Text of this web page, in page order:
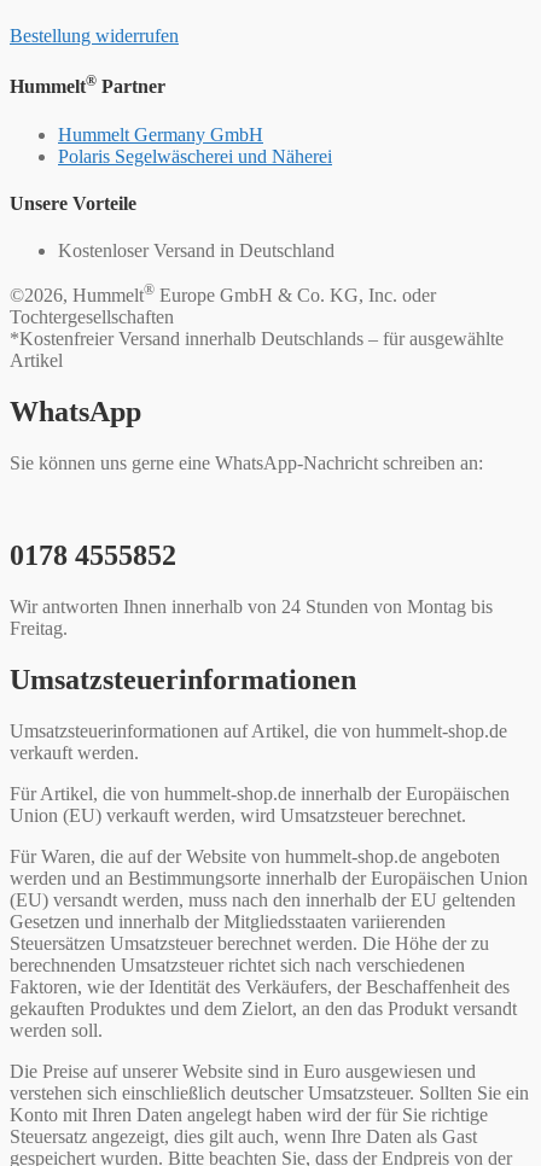
Bestellung widerrufen
Hummelt® Partner
Hummelt Germany GmbH
Polaris Segelwäscherei und Näherei
Unsere Vorteile
Kostenloser Versand in Deutschland
©2026, Hummelt® Europe GmbH & Co. KG, Inc. oder
Tochtergesellschaften
*Kostenfreier Versand innerhalb Deutschlands – für ausgewählte
Artikel
WhatsApp
Sie können uns gerne eine WhatsApp-Nachricht schreiben an:
0178 4555852
Wir antworten Ihnen innerhalb von 24 Stunden von Montag bis
Freitag.
Umsatzsteuerinformationen
Umsatzsteuerinformationen auf Artikel, die von hummelt-shop.de
verkauft werden.
Für Artikel, die von hummelt-shop.de innerhalb der Europäischen
Union (EU) verkauft werden, wird Umsatzsteuer berechnet.
Für Waren, die auf der Website von hummelt-shop.de angeboten
werden und an Bestimmungsorte innerhalb der Europäischen Union
(EU) versandt werden, muss nach den innerhalb der EU geltenden
Gesetzen und innerhalb der Mitgliedsstaaten variierenden
Steuersätzen Umsatzsteuer berechnet werden. Die Höhe der zu
berechnenden Umsatzsteuer richtet sich nach verschiedenen
Faktoren, wie der Identität des Verkäufers, der Beschaffenheit des
gekauften Produktes und dem Zielort, an den das Produkt versandt
werden soll.
Die Preise auf unserer Website sind in Euro ausgewiesen und
verstehen sich einschließlich deutscher Umsatzsteuer. Sollten Sie ein
Konto mit Ihren Daten angelegt haben wird der für Sie richtige
Steuersatz angezeigt, dies gilt auch, wenn Ihre Daten als Gast
gespeichert wurden. Bitte beachten Sie, dass der Endpreis von der